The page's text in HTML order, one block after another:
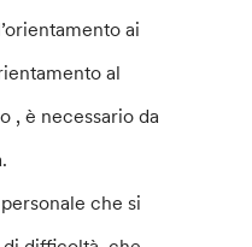
ai
al
, è necessario da
che si